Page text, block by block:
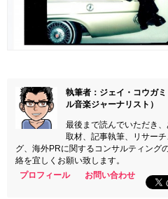
執筆者：ジェイ・コウガ
ル音楽ジャーナリスト）
最後まで読んでいただき、
取材、記事執筆、リサー
グ、海外PRに関するコンサルティング
絡を宜しくお願い致します。
プロフィール
お問い合わせ